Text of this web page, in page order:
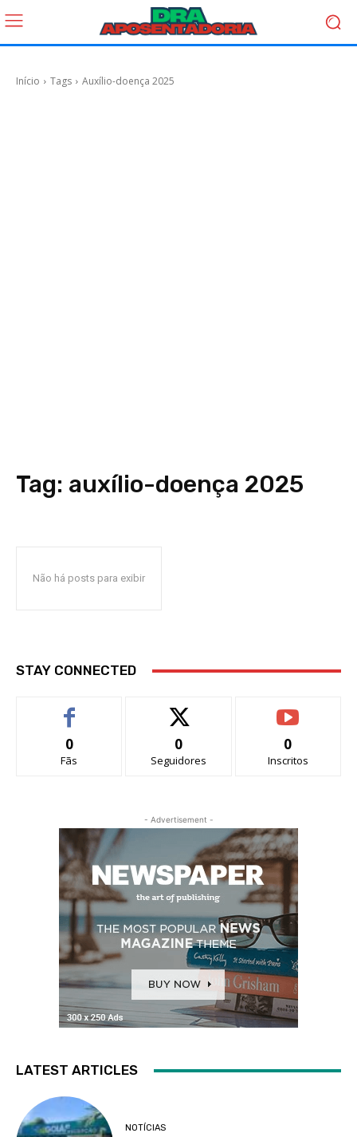
Início Tags Auxílio-doença 2025
Tag: auxílio-doença 2025
Não há posts para exibir
STAY CONNECTED
0
Fãs
0
Seguidores
0
Inscritos
- Advertisement -
LATEST ARTICLES
NOTÍCIAS